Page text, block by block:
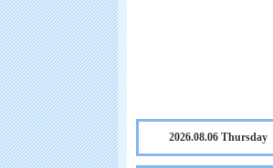
2026.08.06 Thursday